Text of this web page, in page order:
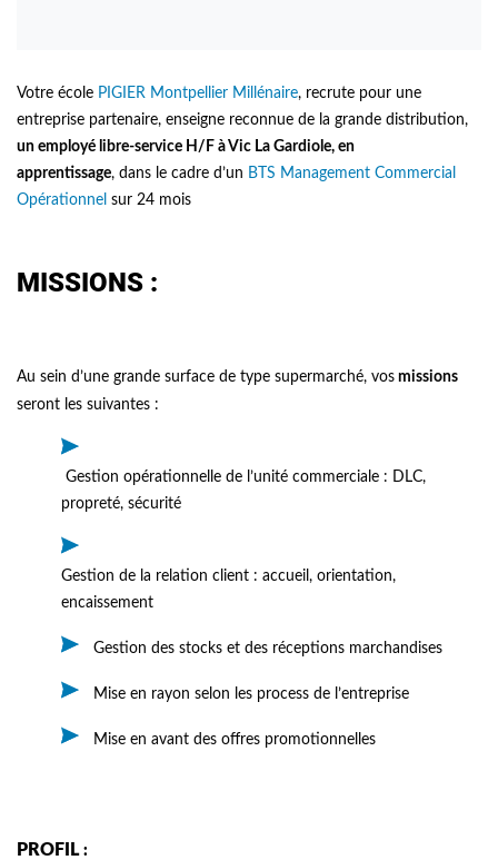
Votre école PIGIER Montpellier Millénaire, recrute pour une
entreprise partenaire, enseigne reconnue de la grande distribution,
un employé libre-service H/F à Vic La Gardiole, en
apprentissage, dans le cadre d’un BTS Management Commercial
Opérationnel sur 24 mois
MISSIONS :
Au sein d’une grande surface de type supermarché, vos missions
seront les suivantes :
Gestion opérationnelle de l’unité commerciale : DLC,
propreté, sécurité
Gestion de la relation client : accueil, orientation,
encaissement
Gestion des stocks et des réceptions marchandises
Mise en rayon selon les process de l’entreprise
Mise en avant des offres promotionnelles
PROFIL :